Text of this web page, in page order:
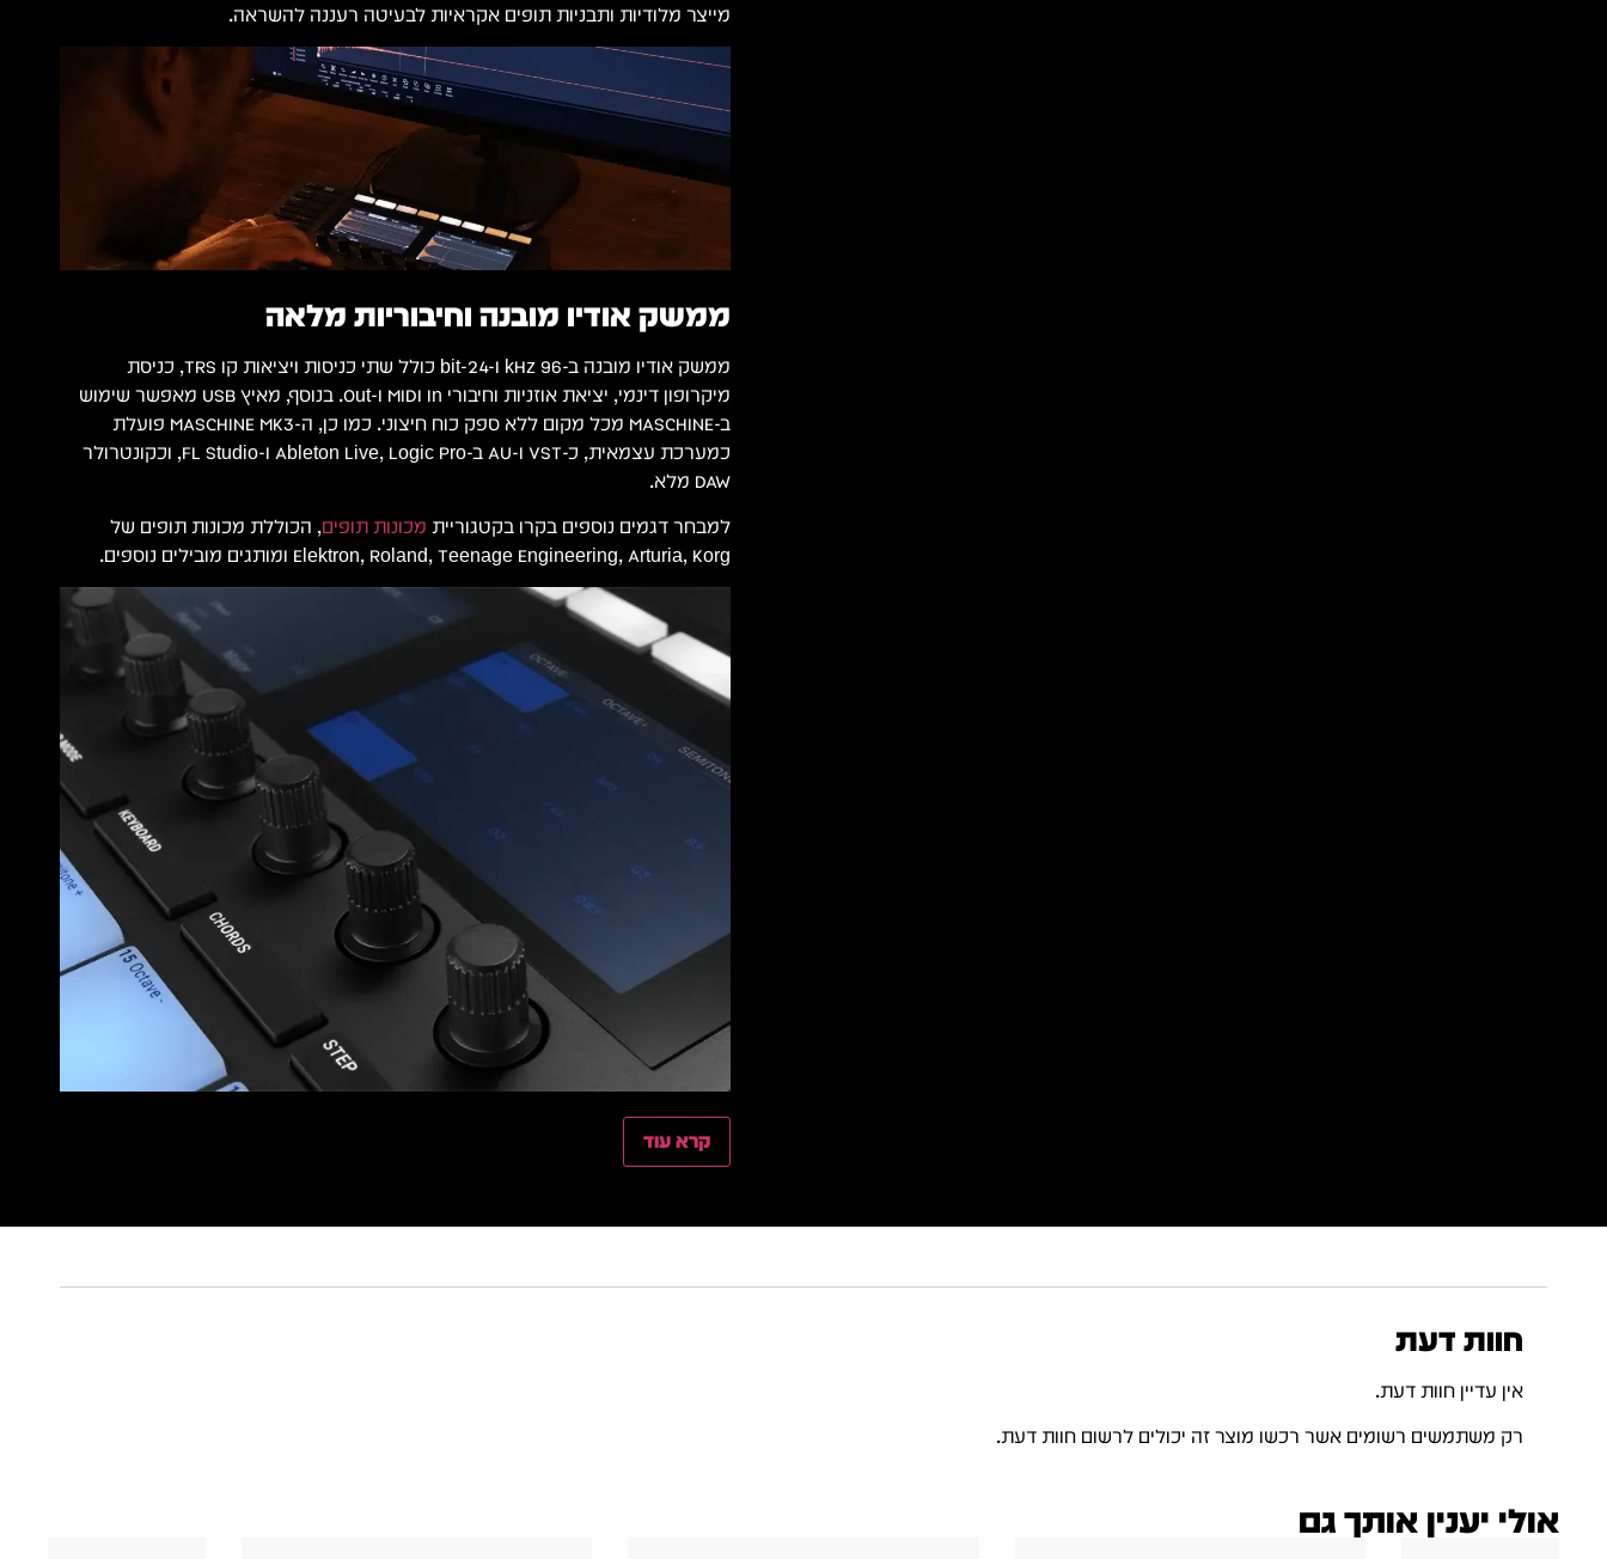
מייצר מלודיות ותבניות תופים אקראיות לבעיטה רעננה להשראה.
ממשק אודיו מובנה וחיבוריות מלאה
ממשק אודיו מובנה ב-96 kHz ו-24-bit כולל שתי כניסות ויציאות קו TRS, כניסת
מיקרופון דינמי, יציאת אוזניות וחיבורי MIDI In ו-Out. בנוסף, מאיץ USB מאפשר שימוש
ב-MASCHINE מכל מקום ללא ספק כוח חיצוני. כמו כן, ה-MASCHINE MK3 פועלת
כמערכת עצמאית, כ-VST ו-AU ב-Ableton Live, Logic Pro ו-FL Studio, וכקונטרולר
DAW מלא.
למבחר דגמים נוספים בקרו בקטגוריית מכונות תופים, הכוללת מכונות תופים של
Elektron, Roland, Teenage Engineering, Arturia, Korg ומותגים מובילים נוספים.
קרא עוד
חוות דעת
אין עדיין חוות דעת.
רק משתמשים רשומים אשר רכשו מוצר זה יכולים לרשום חוות דעת.
אולי יענין אותך גם